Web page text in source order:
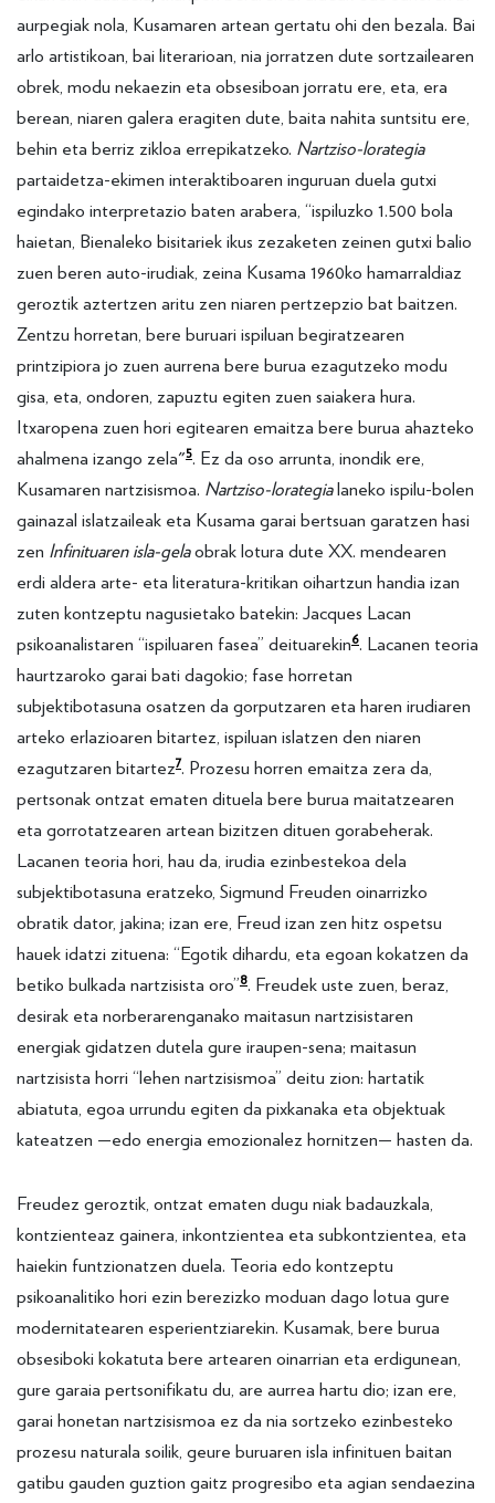
aurpegiak nola, Kusamaren artean gertatu ohi den bezala. Bai
arlo artistikoan, bai literarioan, nia jorratzen dute sortzailearen
obrek, modu nekaezin eta obsesiboan jorratu ere, eta, era
berean, niaren galera eragiten dute, baita nahita suntsitu ere,
behin eta berriz zikloa errepikatzeko. Nartziso-lorategia
partaidetza-ekimen interaktiboaren inguruan duela gutxi
egindako interpretazio baten arabera, “ispiluzko 1.500 bola
haietan, Bienaleko bisitariek ikus zezaketen zeinen gutxi balio
zuen beren auto-irudiak, zeina Kusama 1960ko hamarraldiaz
geroztik aztertzen aritu zen niaren pertzepzio bat baitzen.
Zentzu horretan, bere buruari ispiluan begiratzearen
printzipiora jo zuen aurrena bere burua ezagutzeko modu
gisa, eta, ondoren, zapuztu egiten zuen saiakera hura.
Itxaropena zuen hori egitearen emaitza bere burua ahazteko
ahalmena izango zela"5. Ez da oso arrunta, inondik ere,
Kusamaren nartzisismoa. Nartziso-lorategia laneko ispilu-bolen
gainazal islatzaileak eta Kusama garai bertsuan garatzen hasi
zen Infinituaren isla-gelaobrak lotura dute XX. mendearen
erdi aldera arte- eta literatura-kritikan oihartzun handia izan
zuten kontzeptu nagusietako batekin: Jacques Lacan
psikoanalistaren “ispiluaren fasea” deituarekin6. Lacanen teoria
haurtzaroko garai bati dagokio; fase horretan
subjektibotasuna osatzen da gorputzaren eta haren irudiaren
arteko erlazioaren bitartez, ispiluan islatzen den niaren
ezagutzaren bitartez7. Prozesu horren emaitza zera da,
pertsonak ontzat ematen dituela bere burua maitatzearen
eta gorrotatzearen artean bizitzen dituen gorabeherak.
Lacanen teoria hori, hau da, irudia ezinbestekoa dela
subjektibotasuna eratzeko, Sigmund Freuden oinarrizko
obratik dator, jakina; izan ere, Freud izan zen hitz ospetsu
hauek idatzi zituena: “Egotik dihardu, eta egoan kokatzen da
betiko bulkada nartzisista oro”8. Freudek uste zuen, beraz,
desirak eta norberarenganako maitasun nartzisistaren
energiak gidatzen dutela gure iraupen-sena; maitasun
nartzisista horri “lehen nartzisismoa” deitu zion: hartatik
abiatuta, egoa urrundu egiten da pixkanaka eta objektuak
kateatzen —edo energia emozionalez hornitzen— hasten da.
Freudez geroztik, ontzat ematen dugu niak badauzkala,
kontzienteaz gainera, inkontzientea eta subkontzientea, eta
haiekin funtzionatzen duela. Teoria edo kontzeptu
psikoanalitiko hori ezin berezizko moduan dago lotua gure
modernitatearen esperientziarekin. Kusamak, bere burua
obsesiboki kokatuta bere artearen oinarrian eta erdigunean,
gure garaia pertsonifikatu du, are aurrea hartu dio; izan ere,
garai honetan nartzisismoa ez da nia sortzeko ezinbesteko
prozesu naturala soilik, geure buruaren isla infinituen baitan
gatibu gauden guztion gaitz progresibo eta agian sendaezina